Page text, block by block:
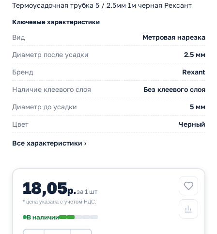
Термоусадочная трубка 5 / 2.5мм 1м черная Рексант
Ключевые характеристики
Вид Метровая нарезка
Диаметр после усадки 2.5 мм
Бренд Rexant
Наличие клеевого слоя Без клеевого слоя
Диаметр до усадки 5 мм
Цвет Черный
Все характеристики ›
18,05р.за 1 шт
* цена указана с учетом НДС.
В наличии